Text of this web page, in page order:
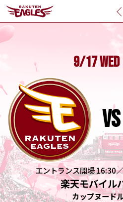
9/17WED
vs
エントランス開場 16:30
楽天モバイル
カップヌード